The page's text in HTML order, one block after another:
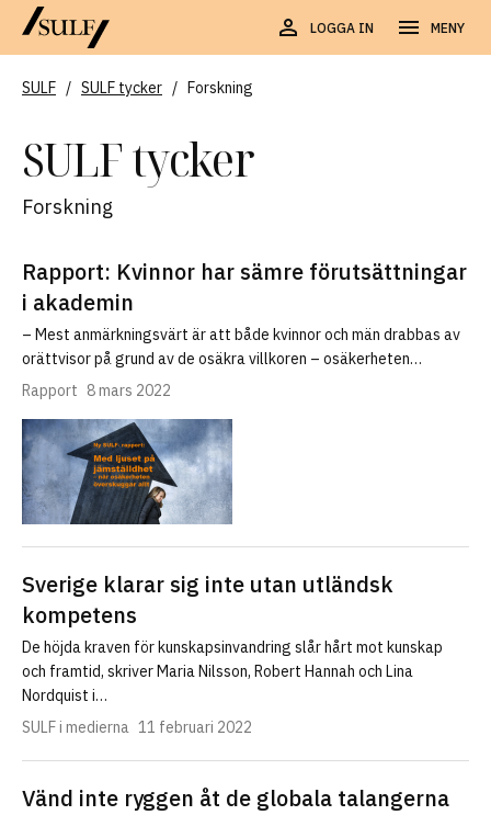
LOGGA IN MENY
SULF / SULF tycker / Forskning
SULF tycker
Forskning
Rapport: Kvinnor har sämre förutsättningar
i akademin
– Mest anmärkningsvärt är att både kvinnor och män drabbas av
orättvisor på grund av de osäkra villkoren – osäkerheten…
Rapport 8 mars 2022
Sverige klarar sig inte utan utländsk
kompetens
De höjda kraven för kunskapsinvandring slår hårt mot kunskap
och framtid, skriver Maria Nilsson, Robert Hannah och Lina
Nordquist i…
SULF i medierna 11 februari 2022
Vänd inte ryggen åt de globala talangerna